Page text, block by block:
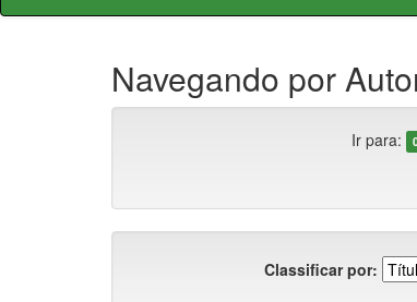
Navegando por
Ir para:
Classificar por: